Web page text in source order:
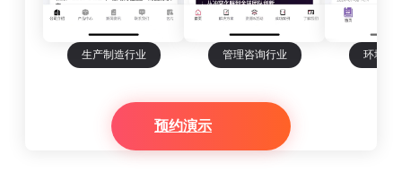
生产制造行业 管理咨询行业 环境科
预约演示